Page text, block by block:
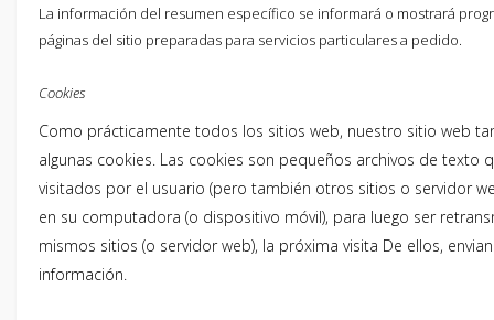
La información del resumen específico se informará o mostrará
páginas del sitio preparadas para servicios particulares a pedido.
Cookies
Como prácticamente todos los sitios web, nuestro sitio web
algunas cookies. Las cookies son pequeños archivos de texto
visitados por el usuario (pero también otros sitios o servidor
en su computadora (o dispositivo móvil), para luego ser
mismos sitios (o servidor web), la próxima visita De ellos,
información.